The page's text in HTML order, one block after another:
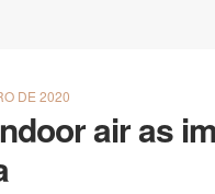
DE 2020
air as